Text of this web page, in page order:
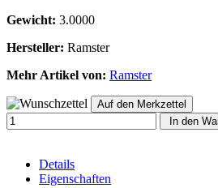
Gewicht: 3.0000
Hersteller: Ramster
Mehr Artikel von: Ramster
In den
Details
Eigenschaften